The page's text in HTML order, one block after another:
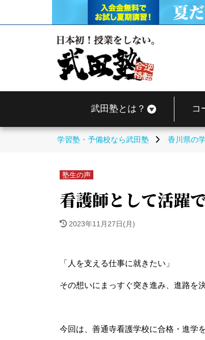
武田塾とは？ コ
学習塾・予備校なら武田塾 香川県の
塾生の声
看護師として活躍
2023年11月27日(月)
「人を支える仕事に就きたい」
その想いにまっすぐ突き進み、進路を決
今回は、善通寺看護学校に合格・進学